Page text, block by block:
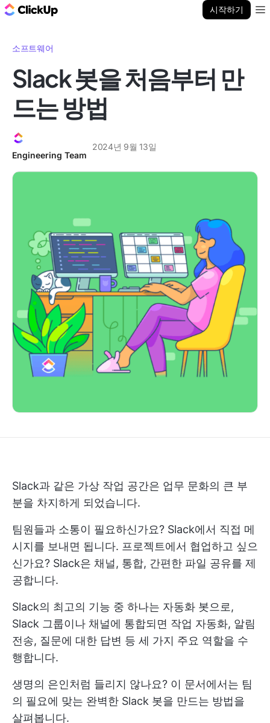
시작하기
소프트웨어
Slack 봇을 처음부터 만
드는 방법
Engineering Team
2024년 9월 13일
Slack과 같은 가상 작업 공간은 업무 문화의 큰 부
분을 차지하게 되었습니다.
팀원들과 소통이 필요하신가요? Slack에서 직접 메
시지를 보내면 됩니다. 프로젝트에서 협업하고 싶으
신가요? Slack은 채널, 통합, 간편한 파일 공유를 제
공합니다.
Slack의 최고의 기능 중 하나는 자동화 봇으로,
Slack 그룹이나 채널에 통합되면 작업 자동화, 알림
전송, 질문에 대한 답변 등 세 가지 주요 역할을 수
행합니다.
생명의 은인처럼 들리지 않나요? 이 문서에서는 팀
의 필요에 맞는 완벽한 Slack 봇을 만드는 방법을
살펴봅니다.